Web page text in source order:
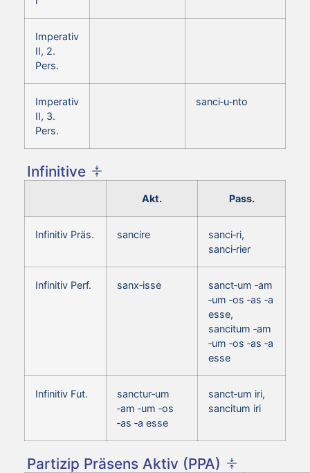
Imperativ
II, 2.
Pers.
Imperativ
II, 3.
Pers.
sanci‑u‑nto
Infinitive
Akt. Pass.
Infinitiv Präs. sancire
sanci‑ri,
sanci‑rier
Infinitiv Perf. sanx‑isse
sanct‑um ‑am
‑um ‑os ‑as ‑a
esse,
sancitum ‑am
‑um ‑os ‑as ‑a
esse
Infinitiv Fut.
sanctur‑um
‑am ‑um ‑os
‑as ‑a esse
sanct‑um iri,
sancitum iri
Partizip Präsens Aktiv (PPA)